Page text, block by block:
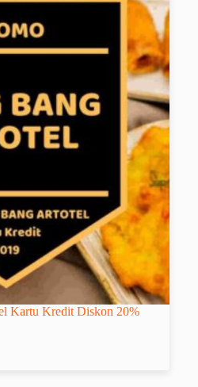
Kartu Kredit Diskon 20%